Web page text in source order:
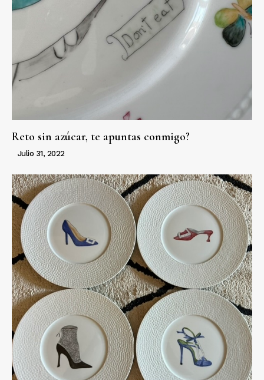
Reto sin azúcar, te apuntas conmigo?
Julio 31, 2022